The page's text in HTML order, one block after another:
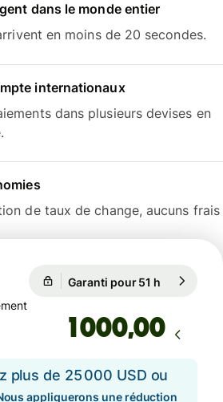
dans le monde entier
en moins de 20 secondes.
internationaux
dans plusieurs devises en
de taux de change, aucuns frais
Garanti pour 51 h
,00
plus de 25 000 USD ou
appliquerons une réduction